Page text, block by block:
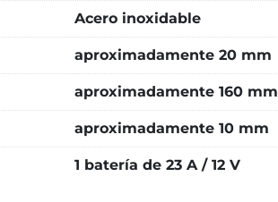
Acero inoxidable
aproximadamente 20 mm
aproximadamente 160 mm
aproximadamente 10 mm
1 batería de 23 A / 12 V